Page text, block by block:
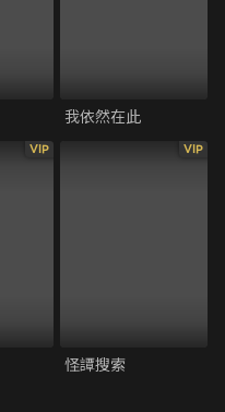
我依然在此
VIP VIP
怪譚搜索